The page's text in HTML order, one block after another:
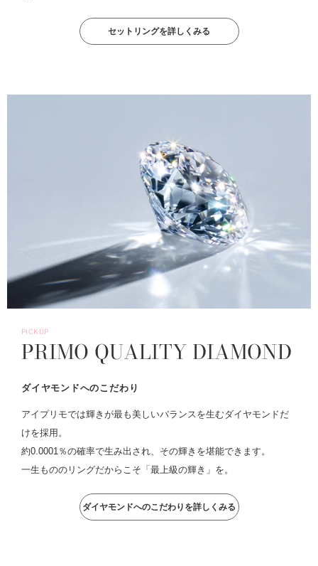
セットリングを詳しくみる
PICKUP
PRIMO QUALITY DIAMOND
ダイヤモンドへのこだわり
アイプリモでは輝きが最も美しいバランスを生むダイヤモンドだ
けを採用。
約0.0001％の確率で生み出され、その輝きを堪能できます。
一生もののリングだからこそ「最上級の輝き」を。
ダイヤモンドへのこだわりを詳しくみる